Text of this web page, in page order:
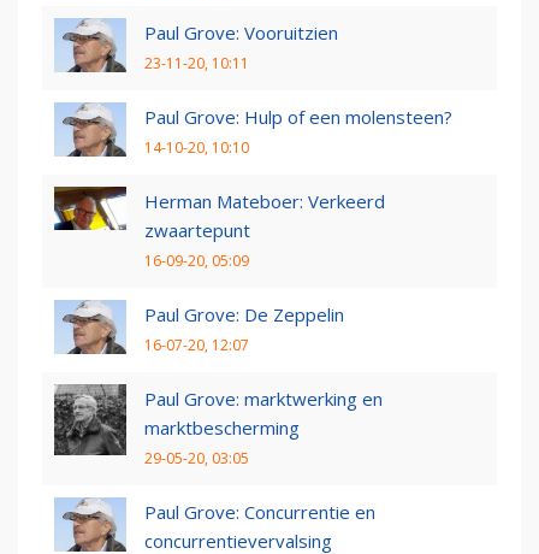
Paul Grove: Vooruitzien
23-11-20, 10:11
Paul Grove: Hulp of een molensteen?
14-10-20, 10:10
Herman Mateboer: Verkeerd
zwaartepunt
16-09-20, 05:09
Paul Grove: De Zeppelin
16-07-20, 12:07
Paul Grove: marktwerking en
marktbescherming
29-05-20, 03:05
Paul Grove: Concurrentie en
concurrentievervalsing